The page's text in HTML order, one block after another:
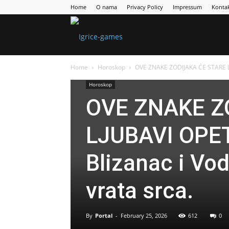
Home O nama Privacy Policy Impressum
Home Horoskop OVE ZNAKE ZODIJAKA ĆE
Horoskop
OVE ZNAKE
LJUBAVI
Blizanac i
vrata srca.
By Portal - February 25, 2026 612 0